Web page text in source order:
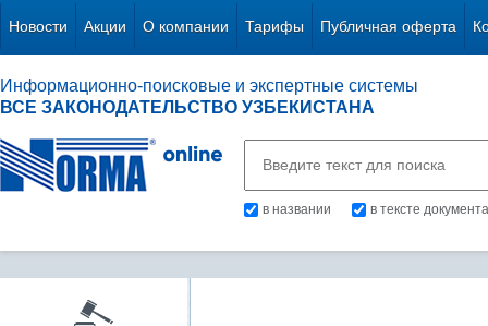
Новости Акции О компании Тарифы Публичная оферта
Информационно-поисковые и экспертные системы
ВСЕ ЗАКОНОДАТЕЛЬСТВО УЗБЕКИСТАНА
в названии в тексте документа